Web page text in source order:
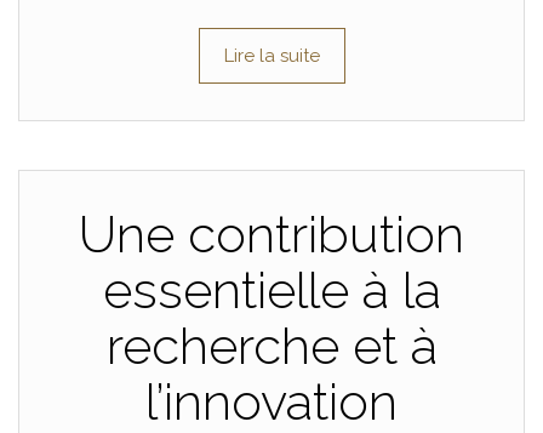
Lire la suite
Une contribution
essentielle à la
recherche et à
l’innovation